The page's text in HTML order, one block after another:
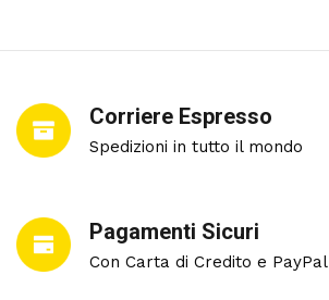
Corriere Espresso
Spedizioni in tutto il mondo
Pagamenti Sicuri
Con Carta di Credito e PayPal